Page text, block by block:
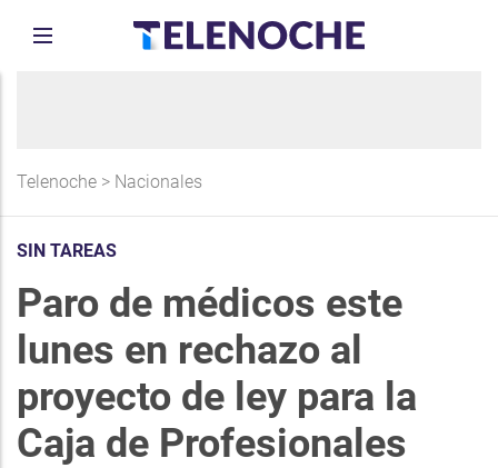
Telenoche > Nacionales
SIN TAREAS
Paro de médicos este
lunes en rechazo al
proyecto de ley para la
Caja de Profesionales